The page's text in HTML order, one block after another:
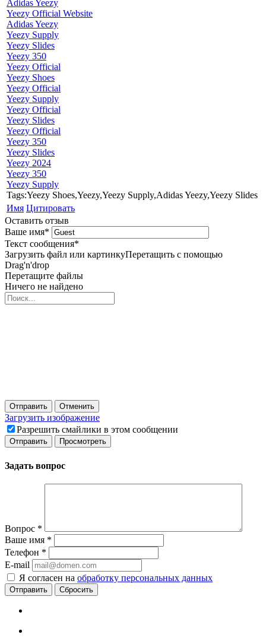
Adidas Yeezy
Yeezy Official Website
Adidas Yeezy
Yeezy Supply
Yeezy Slides
Yeezy 350
Yeezy Official
Yeezy Shoes
Yeezy Official
Yeezy Supply
Yeezy Official
Yeezy Slides
Yeezy Official
Yeezy 350
Yeezy Slides
Yeezy 2024
Yeezy 350
Yeezy Supply
Tags:Yeezy Shoes,Yeezy,Yeezy Supply,Adidas Yeezy,Yeezy Slides
Имя Цитировать
Оставить отзыв
Ваше имя*
Текст сообщения*
Загрузить файл или картинкуПеретащить с помощью
Drag'n'drop
Перетащите файлы
Ничего не найдено
Отправить Отменить
Загрузить изображение
Разрешить смайлики в этом сообщении
Задать вопрос
Вопрос *
Ваше имя *
Телефон *
E-mail
Я согласен на обработку персональных данных
Сбросить